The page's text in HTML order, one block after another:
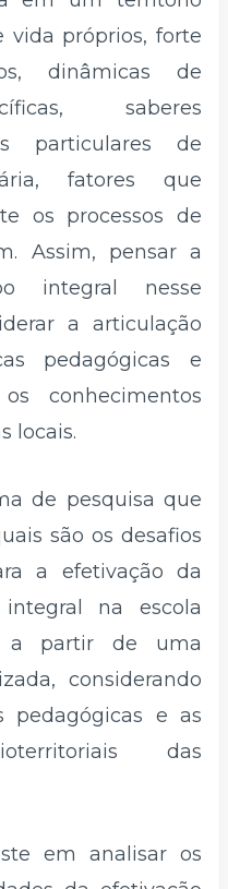
vida próprios, forte
dinâmicas de
saberes
particulares de
fatores que
os processos de
Assim, pensar a
integral nesse
a articulação
pedagógicas e
conhecimentos
locais.
de pesquisa que
são os desafios
a efetivação da
na escola
a partir de uma
considerando
pedagógicas e as
das
em analisar os